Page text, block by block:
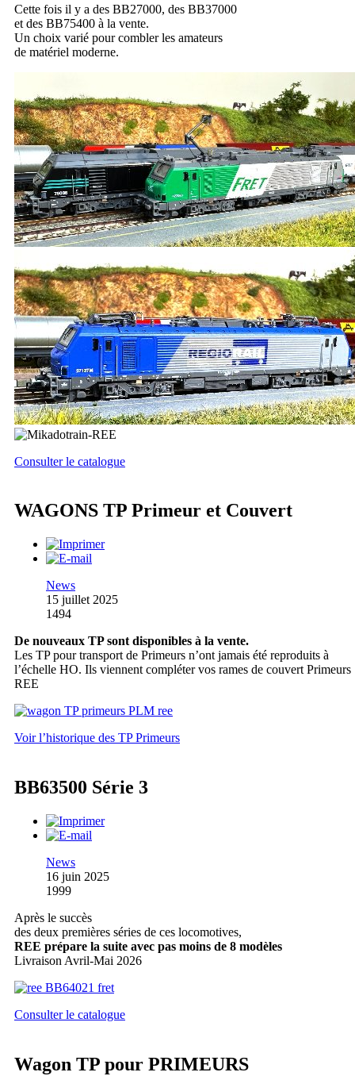
Cette fois il y a des BB27000, des BB37000
et des BB75400 à la vente.
Un choix varié pour combler les amateurs
de matériel moderne.
Consulter le catalogue
WAGONS TP Primeur et Couvert
News
15 juillet 2025
1494
De nouveaux TP sont disponibles à la vente.
Les TP pour transport de Primeurs n’ont jamais été reproduits à
l’échelle HO. Ils viennent compléter vos rames de couvert Primeurs
REE
Voir l’historique des TP Primeurs
BB63500 Série 3
News
16 juin 2025
1999
Après le succès
des deux premières séries de ces locomotives,
REE prépare la suite avec pas moins de 8 modèles
Livraison Avril-Mai 2026
Consulter le catalogue
Wagon TP pour PRIMEURS